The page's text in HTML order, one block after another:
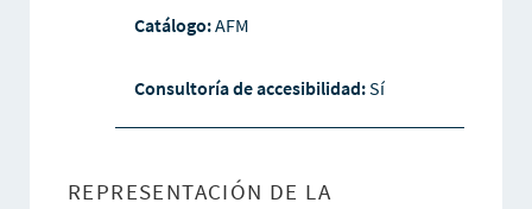
Catálogo:AFM
Consultoría de accesibilidad:Sí
REPRESENTACIÓN DE LA